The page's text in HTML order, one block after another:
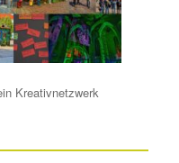
Kreativnetzwerk